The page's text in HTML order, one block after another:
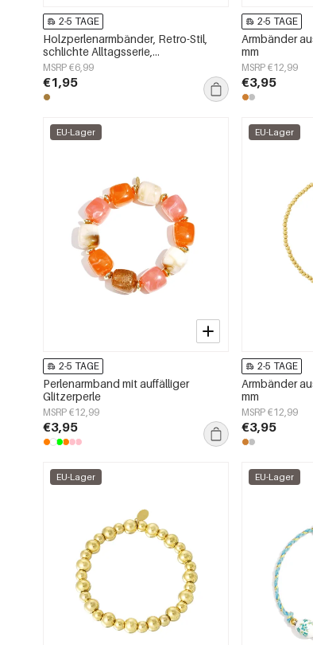
2-5 TAGE
Holzperlenarmbänder, Retro-Stil,
schlichte Alltagsserie,
Damenschmuck
MSRP €6,99
€1,95
2-5 TAGE
Armbänder
mm
MSRP €12,99
€3,95
EU-Lager
2-5 TAGE
Perlenarmband mit auffälliger
Glitzerperle
MSRP €12,99
€3,95
EU-Lager
2-5 TAGE
Armbänder
mm
MSRP €12,99
€3,95
EU-Lager EU-Lager